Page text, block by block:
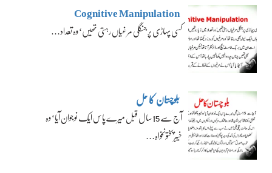
Cognitive Manipulation
کسی پہاڑی پر جنگلی مرغیاں رہتی تھیں‘ وہ تعداد…
بلوچستان کا حل
آج سے 15 سال قبل میرے پاس ایک نوجوان آیا‘ وہ
خیبرپختونخواہ…